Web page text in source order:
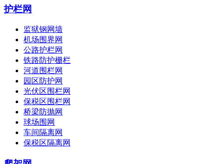
护栏网
监狱钢网墙
机场围界网
公路护栏网
铁路防护栅栏
河道围栏网
园区防护网
光伏区围栏网
保税区围栏网
桥梁防抛网
球场围网
车间隔离网
保税区隔离网